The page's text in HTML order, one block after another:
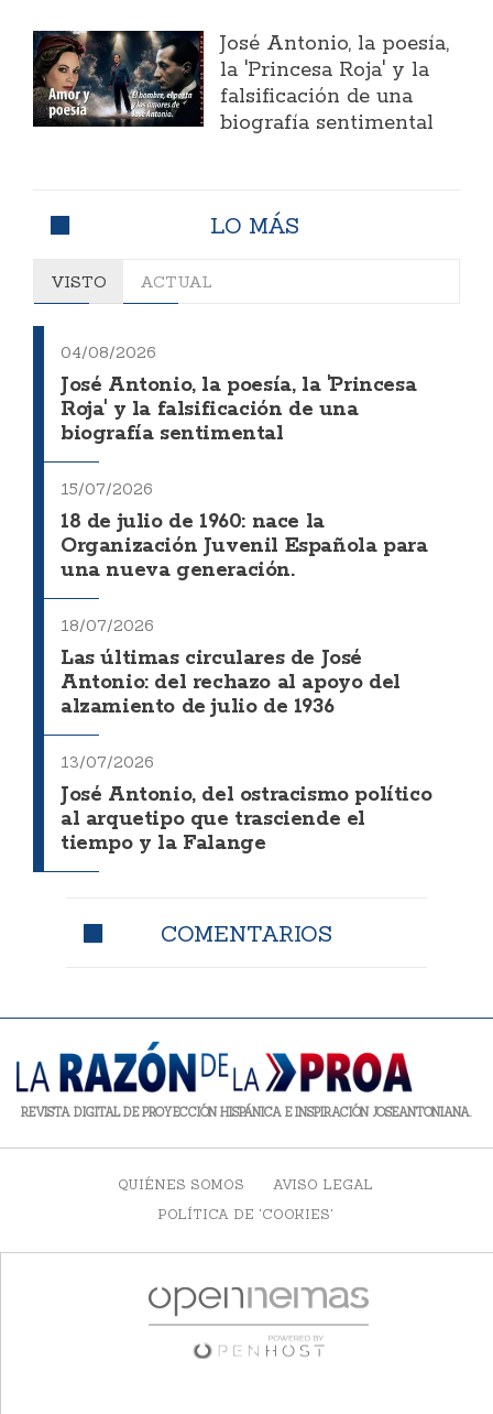
José Antonio, la poesía,
la 'Princesa Roja' y la
falsificación de una
biografía sentimental
LO MÁS
VISTO ACTUAL
04/08/2026
José Antonio, la poesía, la 'Princesa
Roja' y la falsificación de una
biografía sentimental
15/07/2026
18 de julio de 1960: nace la
Organización Juvenil Española para
una nueva generación.
18/07/2026
Las últimas circulares de José
Antonio: del rechazo al apoyo del
alzamiento de julio de 1936
13/07/2026
José Antonio, del ostracismo político
al arquetipo que trasciende el
tiempo y la Falange
COMENTARIOS
REVISTA DIGITAL DE PROYECCIÓN HISPÁNICA E INSPIRACIÓN JOSEANTONIANA.
QUIÉNES SOMOS
AVISO LEGAL
POLÍTICA DE 'COOKIES'